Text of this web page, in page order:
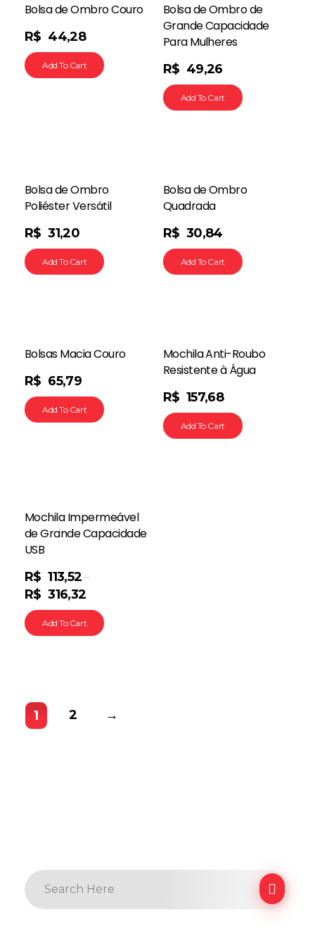
Bolsa de Ombro Couro
R$ 44,28
Add To Cart
Bolsa de Ombro de
Grande Capacidade
Para Mulheres
R$ 49,26
Add To Cart
Bolsa de Ombro
Poliéster Versátil
R$ 31,20
Add To Cart
Bolsa de Ombro
Quadrada
R$ 30,84
Add To Cart
Bolsas Macia Couro
R$ 65,79
Add To Cart
Mochila Anti-Roubo
Resistente à Água
R$ 157,68
Add To Cart
Mochila Impermeável
de Grande Capacidade
USB
R$ 113,52 –
R$ 316,32
Add To Cart
1 2 →